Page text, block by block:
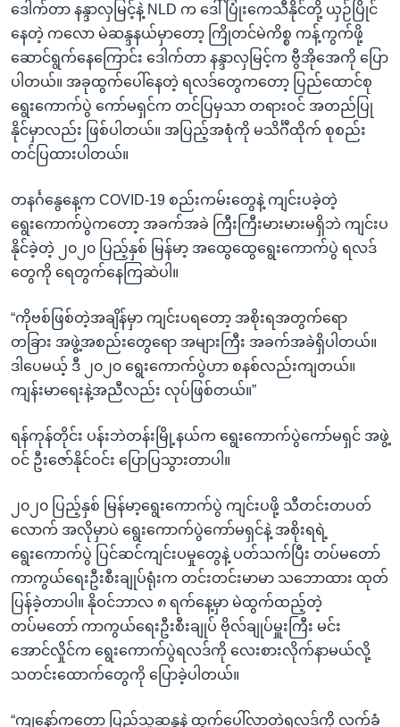
ဒေါက်တာ နန္ဒာလှမြင့်နဲ့ NLD က ဒေါ်ပြုံးကေသီနိုင်တို့ ယှဉ်ပြိုင်
နေတဲ့ ကလော မဲဆန္ဒနယ်မှာတော့ ကြိုတင်မဲကိစ္စ ကန့်ကွက်ဖို့
ဆောင်ရွက်နေကြောင်း ဒေါက်တာ နန္ဒာလှမြင့်က ဗွီအိုအေကို ပြော
ပါတယ်။ အခုထွက်ပေါ်နေတဲ့ ရလဒ်တွေကတော့ ပြည်ထောင်စု
ရွေးကောက်ပွဲ ကော်မရှင်က တင်ပြမှသာ တရားဝင် အတည်ပြု
နိုင်မှာလည်း ဖြစ်ပါတယ်။ အပြည့်အစုံကို မသိင်္ဂီထိုက် စုစည်း
တင်ပြထားပါတယ်။
တနင်္ဂနွေနေ့က COVID-19 စည်းကမ်းတွေနဲ့ ကျင်းပခဲ့တဲ့
ရွေးကောက်ပွဲကတော့ အခက်အခဲ ကြီးကြီးမားမားမရှိဘဲ ကျင်းပ
နိုင်ခဲ့တဲ့ ၂၀၂၀ ပြည့်နှစ် မြန်မာ့ အထွေထွေရွေးကောက်ပွဲ ရလဒ်
တွေကို ရေတွက်နေကြဆဲပါ။
“ကိုဗစ်ဖြစ်တဲ့အချိန်မှာ ကျင်းပရတော့ အစိုးရအတွက်ရော
တခြား အဖွဲ့အစည်းတွေရော အများကြီး အခက်အခဲရှိပါတယ်။
ဒါပေမယ့် ဒီ ၂၀၂၀ ရွေးကောက်ပွဲဟာ စနစ်လည်းကျတယ်။
ကျန်းမာရေးနဲ့အညီလည်း လုပ်ဖြစ်တယ်။”
ရန်ကုန်တိုင်း ပန်းဘဲတန်းမြို့နယ်က ရွေးကောက်ပွဲကော်မရှင် အဖွဲ့
ဝင် ဦးဇော်နိုင်ဝင်း ပြောပြသွားတာပါ။
၂၀၂၀ ပြည့်နှစ် မြန်မာ့ရွေးကောက်ပွဲ ကျင်းပဖို့ သီတင်းတပတ်
လောက် အလိုမှာပဲ ရွေးကောက်ပွဲကော်မရှင်နဲ့ အစိုးရရဲ့
ရွေးကောက်ပွဲ ပြင်ဆင်ကျင်းပမှုတွေနဲ့ ပတ်သက်ပြီး တပ်မတော်
ကာကွယ်ရေးဦးစီးချုပ်ရုံးက တင်းတင်းမာမာ သဘောထား ထုတ်
ပြန်ခဲ့တာပါ။ နိုဝင်ဘာလ ၈ ရက်နေ့မှာ မဲထွက်ထည့်တဲ့
တပ်မတော် ကာကွယ်ရေးဦးစီးချုပ် ဗိုလ်ချုပ်မှူးကြီး မင်း
အောင်လှိုင်က ရွေးကောက်ပွဲရလဒ်ကို လေးစားလိုက်နာမယ်လို့
သတင်းထောက်တွေကို ပြောခဲ့ပါတယ်။
“ကျနော်ကတော့ ပြည်သူ့ဆန္ဒနဲ့ ထွက်ပေါ်လာတဲ့ရလဒ်ကို လက်ခံ